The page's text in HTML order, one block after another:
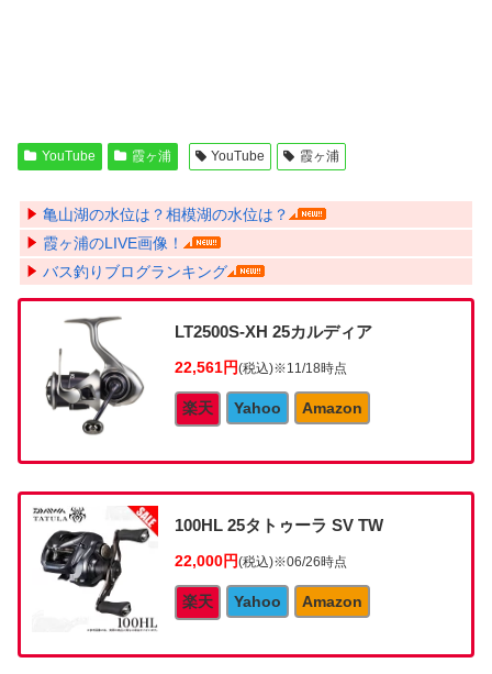
YouTube 霞ヶ浦 YouTube 霞ヶ浦
亀山湖の水位は？相模湖の水位は？
霞ヶ浦のLIVE画像！
バス釣りブログランキング
LT2500S-XH 25カルディア
22,561円(税込)※11/18時点
楽天 Yahoo Amazon
100HL 25タトゥーラ SV TW
22,000円(税込)※06/26時点
楽天 Yahoo Amazon